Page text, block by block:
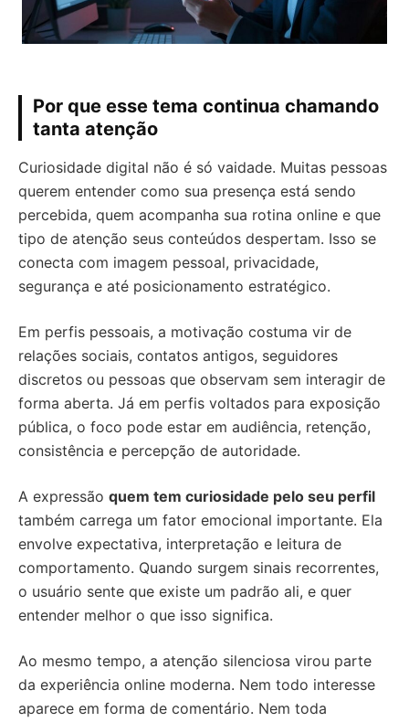
Por que esse tema continua chamando
tanta atenção
Curiosidade digital não é só vaidade. Muitas pessoas
querem entender como sua presença está sendo
percebida, quem acompanha sua rotina online e que
tipo de atenção seus conteúdos despertam. Isso se
conecta com imagem pessoal, privacidade,
segurança e até posicionamento estratégico.
Em perfis pessoais, a motivação costuma vir de
relações sociais, contatos antigos, seguidores
discretos ou pessoas que observam sem interagir de
forma aberta. Já em perfis voltados para exposição
pública, o foco pode estar em audiência, retenção,
consistência e percepção de autoridade.
A expressão quem tem curiosidade pelo seu perfil
também carrega um fator emocional importante. Ela
envolve expectativa, interpretação e leitura de
comportamento. Quando surgem sinais recorrentes,
o usuário sente que existe um padrão ali, e quer
entender melhor o que isso significa.
Ao mesmo tempo, a atenção silenciosa virou parte
da experiência online moderna. Nem todo interesse
aparece em forma de comentário. Nem toda